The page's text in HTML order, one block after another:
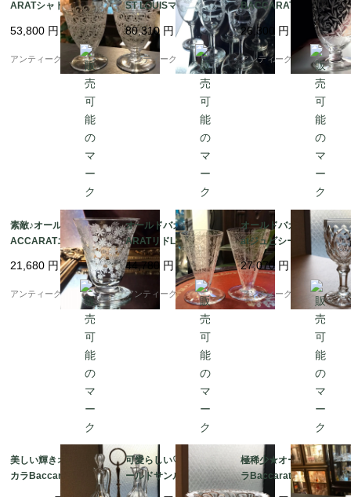
ARATシャトーブリア
ン ★ワイングラスペア
★人気H9.8
53,800 円
アンティーク ボアルネ
ST LOUISマノンMANO
Nワイングラス6個♡ク
リスタル
80,310 円
アンティーク ボアルネ
BACCARATリヴィエ
ラRivieraワイン、水用
グラス
26,300 円
アンティーク ボアルネ
素敵♪オールドバカラB
ACCARATエリザベー
トElisabethワイングラ
ス♡
21,680 円
アンティーク ボアルネ
オールドバカラBACC
ARATリドLidoクリス
タルワイングラスペア
♡アラベスク
44,780 円
アンティーク ボアルネ
オールドバカラBaccar
atジュビシーJuvisy★
ワイングラスモノグラ
ム入り
27,070 円
アンティーク ボアルネ
美しい輝きオールドバ
カラBaccaratクルーエ
ット調味料入れ&クリ
可愛らしい♡稀少★オ
ールドサンルイSaint L
ouisクリスタルボウル
極稀少★オールドバカ
ラBaccaratラヴィエR
avier S558クリスタル